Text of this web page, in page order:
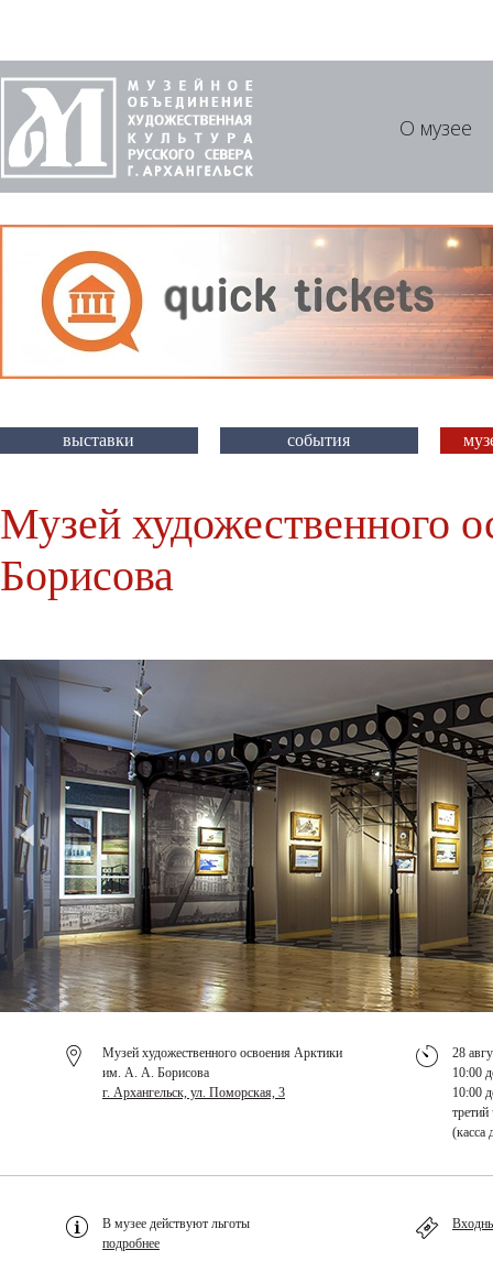
О музее
выставки события
Музей художественного
Борисова
Музей художественного освоения Арктики
им. А. А. Борисова
г. Архангельск, ул. Поморская, 3
28
10:00
10:00
(касса
В музее действуют льготы
подробнее